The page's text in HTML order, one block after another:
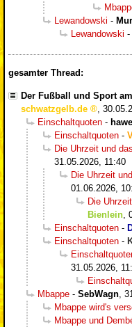
Lewandowski -
Lewandowski -
gesamter Thread:
Der Fußball und Sport
schwatzgelb.de
Einschaltquoten -
Einschaltquoten -
Die Uhrzeit und
31.05.2026, 11:40
Die Uhrzeit
01.06.2026,
Die
Bienlein
Einschaltquoten -
Einschaltquoten -
31.05.2026,
Mbappe - SebWagn
Mbappe wird's
Mbappe und